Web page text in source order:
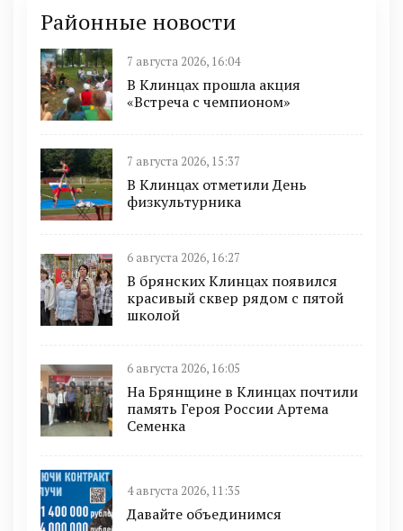
Районные новости
7 августа 2026, 16:04
В Клинцах прошла акция
«Встреча с чемпионом»
7 августа 2026, 15:37
В Клинцах отметили День
физкультурника
6 августа 2026, 16:27
В брянских Клинцах появился
красивый сквер рядом с пятой
школой
6 августа 2026, 16:05
На Брянщине в Клинцах почтили
память Героя России Артема
Семенка
4 августа 2026, 11:35
Давайте объединимся